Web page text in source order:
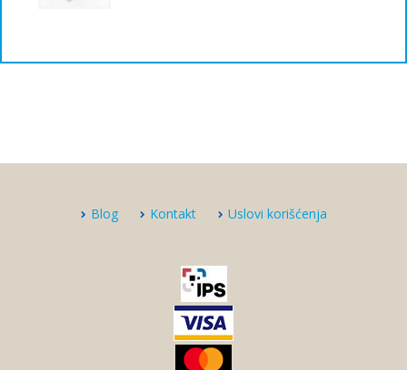
Blog Kontakt Uslovi korišćenja